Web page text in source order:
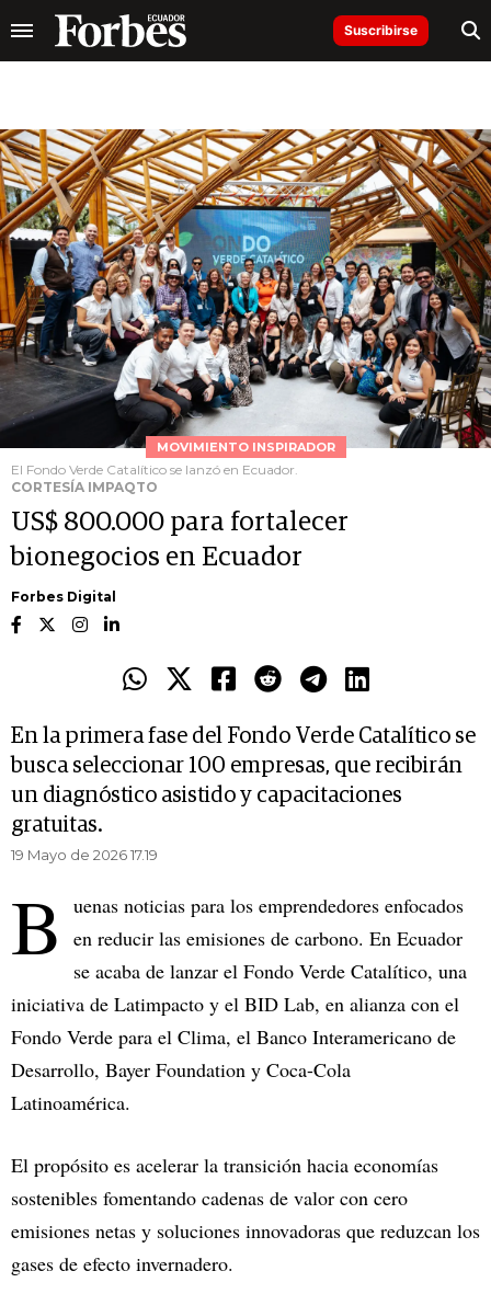
Suscribirse
MOVIMIENTO INSPIRADOR
El Fondo Verde Catalítico se lanzó en Ecuador.
CORTESÍA IMPAQTO
US$ 800.000 para fortalecer
bionegocios en Ecuador
Forbes Digital
En la primera fase del Fondo Verde Catalítico se
busca seleccionar 100 empresas, que recibirán
un diagnóstico asistido y capacitaciones
gratuitas.
19 Mayo de 2026 17.19
B
uenas noticias para los emprendedores enfocados
en reducir las emisiones de carbono. En Ecuador
se acaba de lanzar el Fondo Verde Catalítico, una
iniciativa de Latimpacto y el BID Lab, en alianza con el
Fondo Verde para el Clima, el Banco Interamericano de
Desarrollo, Bayer Foundation y Coca-Cola
Latinoamérica.
El propósito es acelerar la transición hacia economías
sostenibles fomentando cadenas de valor con cero
emisiones netas y soluciones innovadoras que reduzcan los
gases de efecto invernadero.